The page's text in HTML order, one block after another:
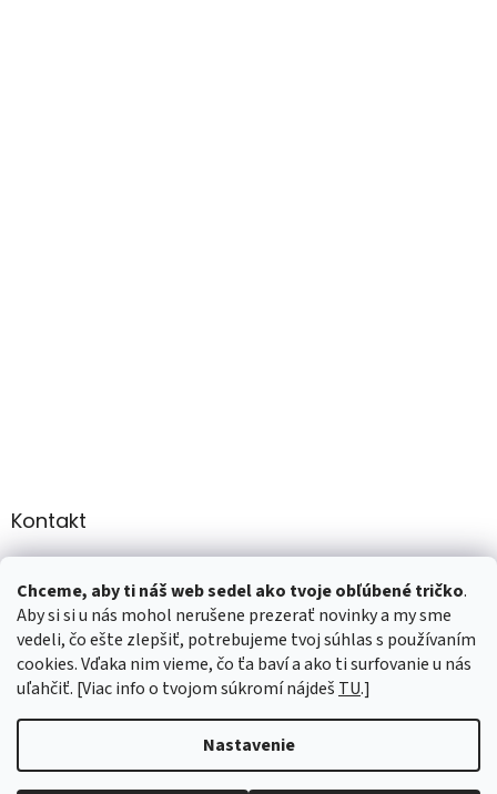
Chceme, aby ti náš web sedel ako tvoje obľúbené tričko.
Aby si si u nás mohol nerušene prezerať novinky a my sme
vedeli, čo ešte zlepšiť, potrebujeme tvoj súhlas s používaním
cookies. Vďaka nim vieme, čo ťa baví a ako ti surfovanie u nás
uľahčiť. [Viac info o tvojom súkromí nájdeš TU.]
Nastavenie
Kontakt
+421 907947783
Vytvoril Shoptet